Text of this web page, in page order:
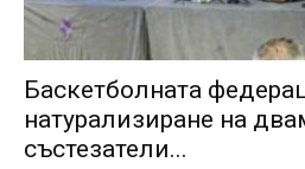
Баскетболната
натурализиране на
състезатели...